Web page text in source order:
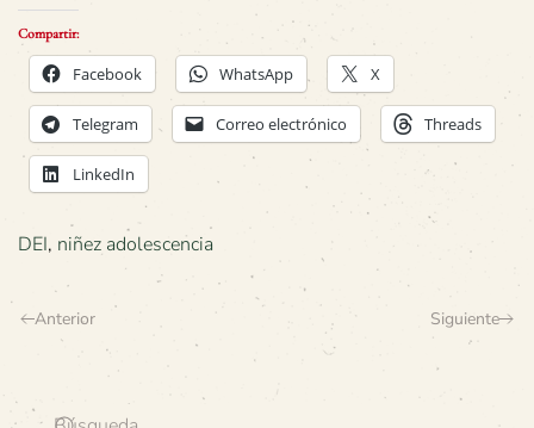
Compartir:
Facebook WhatsApp X
Telegram Correo electrónico Threads
LinkedIn
DEI, niñez adolescencia
Anterior Siguiente